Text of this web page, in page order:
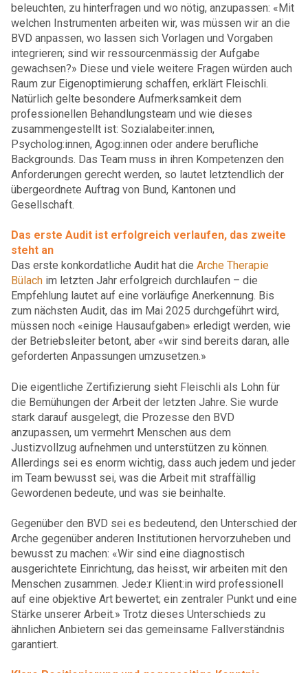
beleuchten, zu hinterfragen und wo nötig, anzupassen: «Mit
welchen Instrumenten arbeiten wir, was müssen wir an die
BVD anpassen, wo lassen sich Vorlagen und Vorgaben
integrieren; sind wir ressourcenmässig der Aufgabe
gewachsen?» Diese und viele weitere Fragen würden auch
Raum zur Eigenoptimierung schaffen, erklärt Fleischli.
Natürlich gelte besondere Aufmerksamkeit dem
professionellen Behandlungsteam und wie dieses
zusammengestellt ist: Sozialabeiter:innen,
Psycholog:innen, Agog:innen oder andere berufliche
Backgrounds. Das Team muss in ihren Kompetenzen den
Anforderungen gerecht werden, so lautet letztendlich der
übergeordnete Auftrag von Bund, Kantonen und
Gesellschaft.
Das erste Audit ist erfolgreich verlaufen, das zweite
steht an
Das erste konkordatliche Audit hat die Arche Therapie
Bülach im letzten Jahr erfolgreich durchlaufen – die
Empfehlung lautet auf eine vorläufige Anerkennung. Bis
zum nächsten Audit, das im Mai 2025 durchgeführt wird,
müssen noch «einige Hausaufgaben» erledigt werden, wie
der Betriebsleiter betont, aber «wir sind bereits daran, alle
geforderten Anpassungen umzusetzen.»
Die eigentliche Zertifizierung sieht Fleischli als Lohn für
die Bemühungen der Arbeit der letzten Jahre. Sie wurde
stark darauf ausgelegt, die Prozesse den BVD
anzupassen, um vermehrt Menschen aus dem
Justizvollzug aufnehmen und unterstützen zu können.
Allerdings sei es enorm wichtig, dass auch jedem und jeder
im Team bewusst sei, was die Arbeit mit straffällig
Gewordenen bedeute, und was sie beinhalte.
Gegenüber den BVD sei es bedeutend, den Unterschied der
Arche gegenüber anderen Institutionen hervorzuheben und
bewusst zu machen: «Wir sind eine diagnostisch
ausgerichtete Einrichtung, das heisst, wir arbeiten mit den
Menschen zusammen. Jede:r Klient:in wird professionell
auf eine objektive Art bewertet; ein zentraler Punkt und eine
Stärke unserer Arbeit.» Trotz dieses Unterschieds zu
ähnlichen Anbietern sei das gemeinsame Fallverständnis
garantiert.